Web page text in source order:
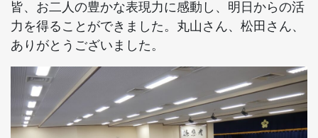
皆、お二人の豊かな表現力に感動し、明日からの活
力を得ることができました。丸山さん、松田さん、
ありがとうございました。